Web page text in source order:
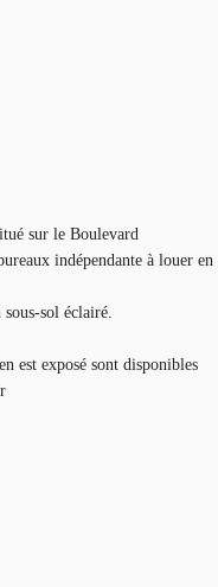
sur le Boulevard
indépendante à louer en
sol éclairé.
est exposé sont disponibles